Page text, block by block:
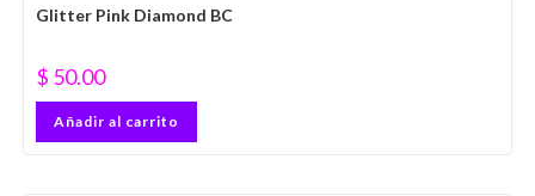
Glitter Pink Diamond BC
$ 50.00
Añadir al carrito